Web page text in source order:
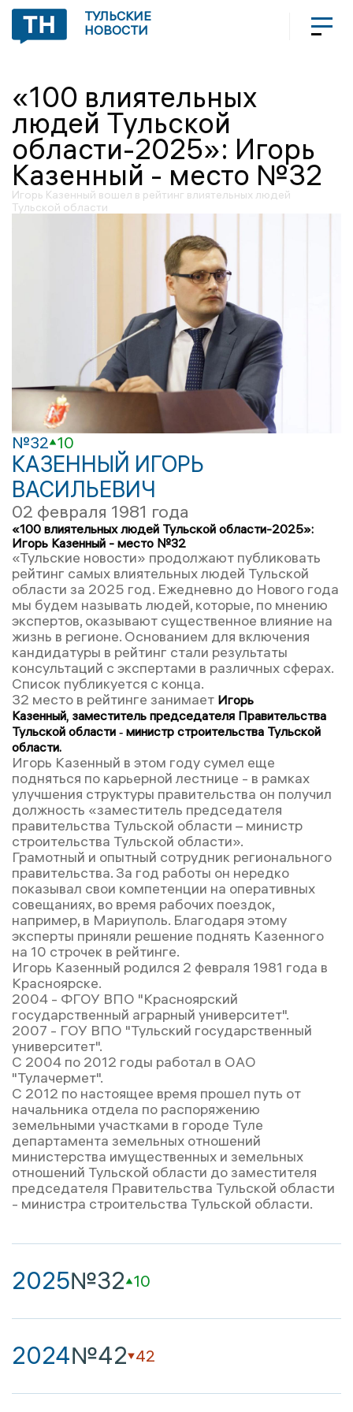
ТУЛЬСКИЕ
НОВОСТИ
«100 влиятельных
людей Тульской
области-2025»: Игорь
Казенный - место №32
Игорь Казенный вошел в рейтинг влиятельных людей
Тульской области
№32 10
КАЗЕННЫЙ ИГОРЬ
ВАСИЛЬЕВИЧ
02 февраля 1981 года
«100 влиятельных людей Тульской области-2025»:
Игорь Казенный - место №32
«Тульские новости» продолжают публиковать
рейтинг самых влиятельных людей Тульской
области за 2025 год. Ежедневно до Нового года
мы будем называть людей, которые, по мнению
экспертов, оказывают существенное влияние на
жизнь в регионе. Основанием для включения
кандидатуры в рейтинг стали результаты
консультаций с экспертами в различных сферах.
Список публикуется с конца.
32 место в рейтинге занимает Игорь
Казенный, заместитель председателя Правительства
Тульской области ‑ министр строительства Тульской
области.
Игорь Казенный в этом году сумел еще
подняться по карьерной лестнице - в рамках
улучшения структуры правительства он получил
должность «заместитель председателя
правительства Тульской области – министр
строительства Тульской области».
Грамотный и опытный сотрудник регионального
правительства. За год работы он нередко
показывал свои компетенции на оперативных
совещаниях, во время рабочих поездок,
например, в Мариуполь. Благодаря этому
эксперты приняли решение поднять Казенного
на 10 строчек в рейтинге.
Игорь Казенный родился 2 февраля 1981 года в
Красноярске.
2004 - ФГОУ ВПО "Красноярский
государственный аграрный университет".
2007 - ГОУ ВПО "Тульский государственный
университет".
С 2004 по 2012 годы работал в ОАО
"Тулачермет".
С 2012 по настоящее время прошел путь от
начальника отдела по распоряжению
земельными участками в городе Туле
департамента земельных отношений
министерства имущественных и земельных
отношений Тульской области до заместителя
председателя Правительства Тульской области
- министра строительства Тульской области.
2025№32 10
2024№42 42